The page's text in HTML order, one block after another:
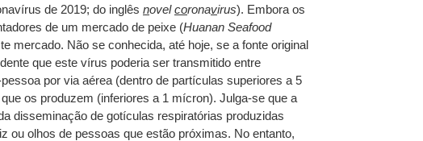
de 2019; do inglês novelcoronavirus). Embora os
de um mercado de peixe (Huanan Seafood
mercado. Não se conhecida, até hoje, se a fonte original
que este vírus poderia ser transmitido entre
por via aérea (dentro de partículas superiores a 5
os produzem (inferiores a 1 mícron). Julga-se que a
disseminação de gotículas respiratórias produzidas
ou olhos de pessoas que estão próximas. No entanto,